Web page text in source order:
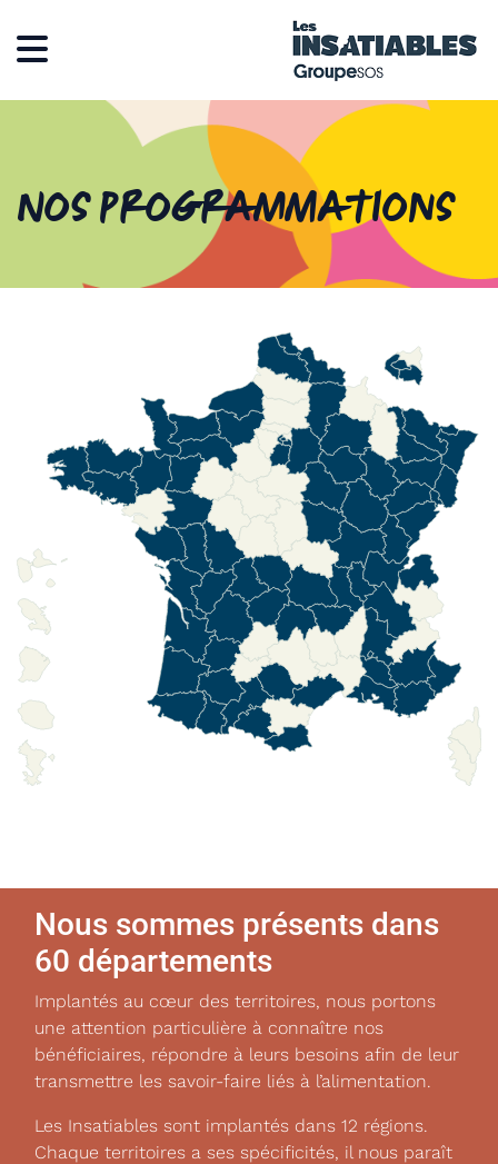
Nos programmations
Nous sommes présents dans
60 départements
Implantés au cœur des territoires, nous portons
une attention particulière à connaître nos
bénéficiaires, répondre à leurs besoins afin de leur
transmettre les savoir-faire liés à l’alimentation.
Les Insatiables sont implantés dans 12 régions.
Chaque territoires a ses spécificités, il nous paraît